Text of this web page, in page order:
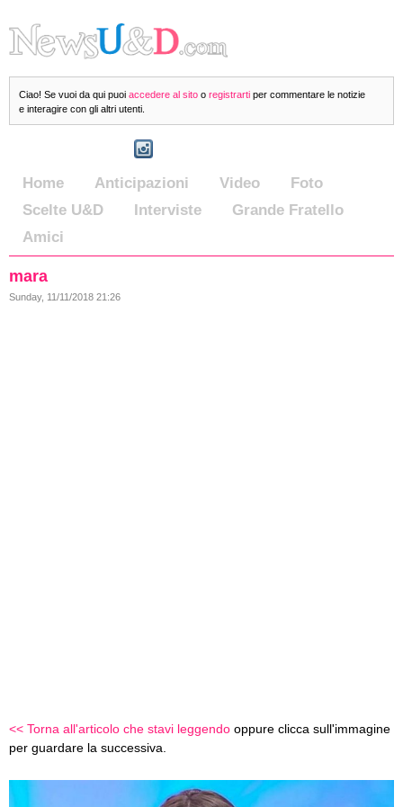
Ciao! Se vuoi da qui puoi accedere al sito o registrarti per commentare le notizie
e interagire con gli altri utenti.
Home Anticipazioni Video
Foto
Scelte U&D
Interviste
Grande Fratello
Amici
mara
Sunday, 11/11/2018 21:26
<< Torna all'articolo che stavi leggendo oppure clicca sull'immagine
per guardare la successiva.